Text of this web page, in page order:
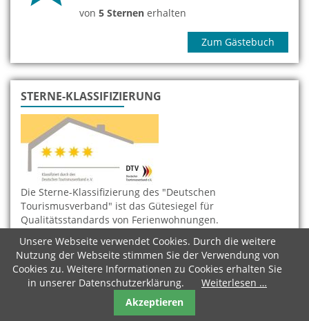
von 5 Sternen erhalten
Zum Gästebuch
STERNE-KLASSIFIZIERUNG
Die Sterne-Klassifizierung des "Deutschen
Tourismusverband" ist das Gütesiegel für
Qualitätsstandards von Ferienwohnungen.
Was bedeuten die einzelnen Sterne?
FERIEN-IMMOBILIEN KAUFEN
Unsere Webseite verwendet Cookies. Durch die weitere
Nutzung der Webseite stimmen Sie der Verwendung von
Cookies zu. Weitere Informationen zu Cookies erhalten Sie
in unserer Datenschutzerklärung.
Weiterlesen …
Akzeptieren